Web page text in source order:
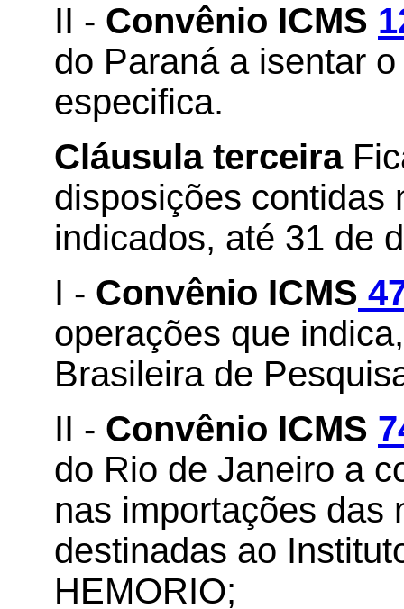
II - Convênio ICMS
do Paraná a isentar
especifica.
Cláusula terceira
disposições contidas
indicados, até 31 de
I - Convênio ICMS
operações que
Brasileira de
II - Convênio ICMS
do Rio de Janeiro a
nas importações das
destinadas ao
HEMORIO;